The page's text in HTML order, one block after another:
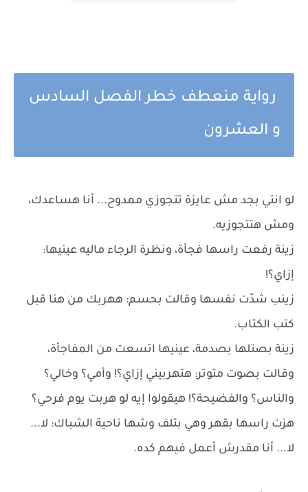
رواية منعطف خطر الفصل السادس
و العشرون
لو انتي بجد مش عايزة تتجوزي ممدوح... أنا هساعدك،
ومش هتتجوزيه.
زينة رفعت راسها فجأة، ونظرة الرجاء ماليه عينيها:
إزاي؟!
زينب شدّت نفسها وقالت بحسم: ههربك من هنا قبل
كتب الكتاب.
زينة بصتلها بصدمة، عينيها اتسعت من المفاجأة،
وقالت بصوت متوتر: هتهربيني إزاي؟! وأمي؟ وخالي؟
والناس؟ والفضيحة؟! هيقولوا إيه لو هربت يوم فرحي؟
هزت راسها بقهر وهي بتلف وشها ناحية الشباك: لا...
لا... أنا مقدرش أعمل فيهم كده.